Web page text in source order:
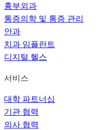
흉부외과
통증의학 및 통증 관리
안과
치과 임플란트
디지털 헬스
서비스
대학 파트너십
기관 협력
의사 협력